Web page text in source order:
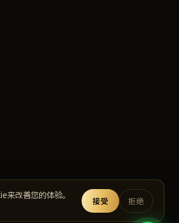
来改善您的体验。
接受 拒绝